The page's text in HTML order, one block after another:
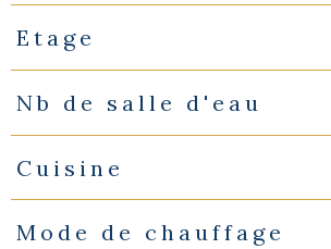
Etage
Nb de salle d'eau
Cuisine
Mode de chauffage